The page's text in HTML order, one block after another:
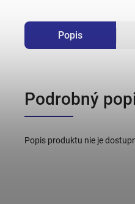
Popis
Podrobný
Popis produktu nie je